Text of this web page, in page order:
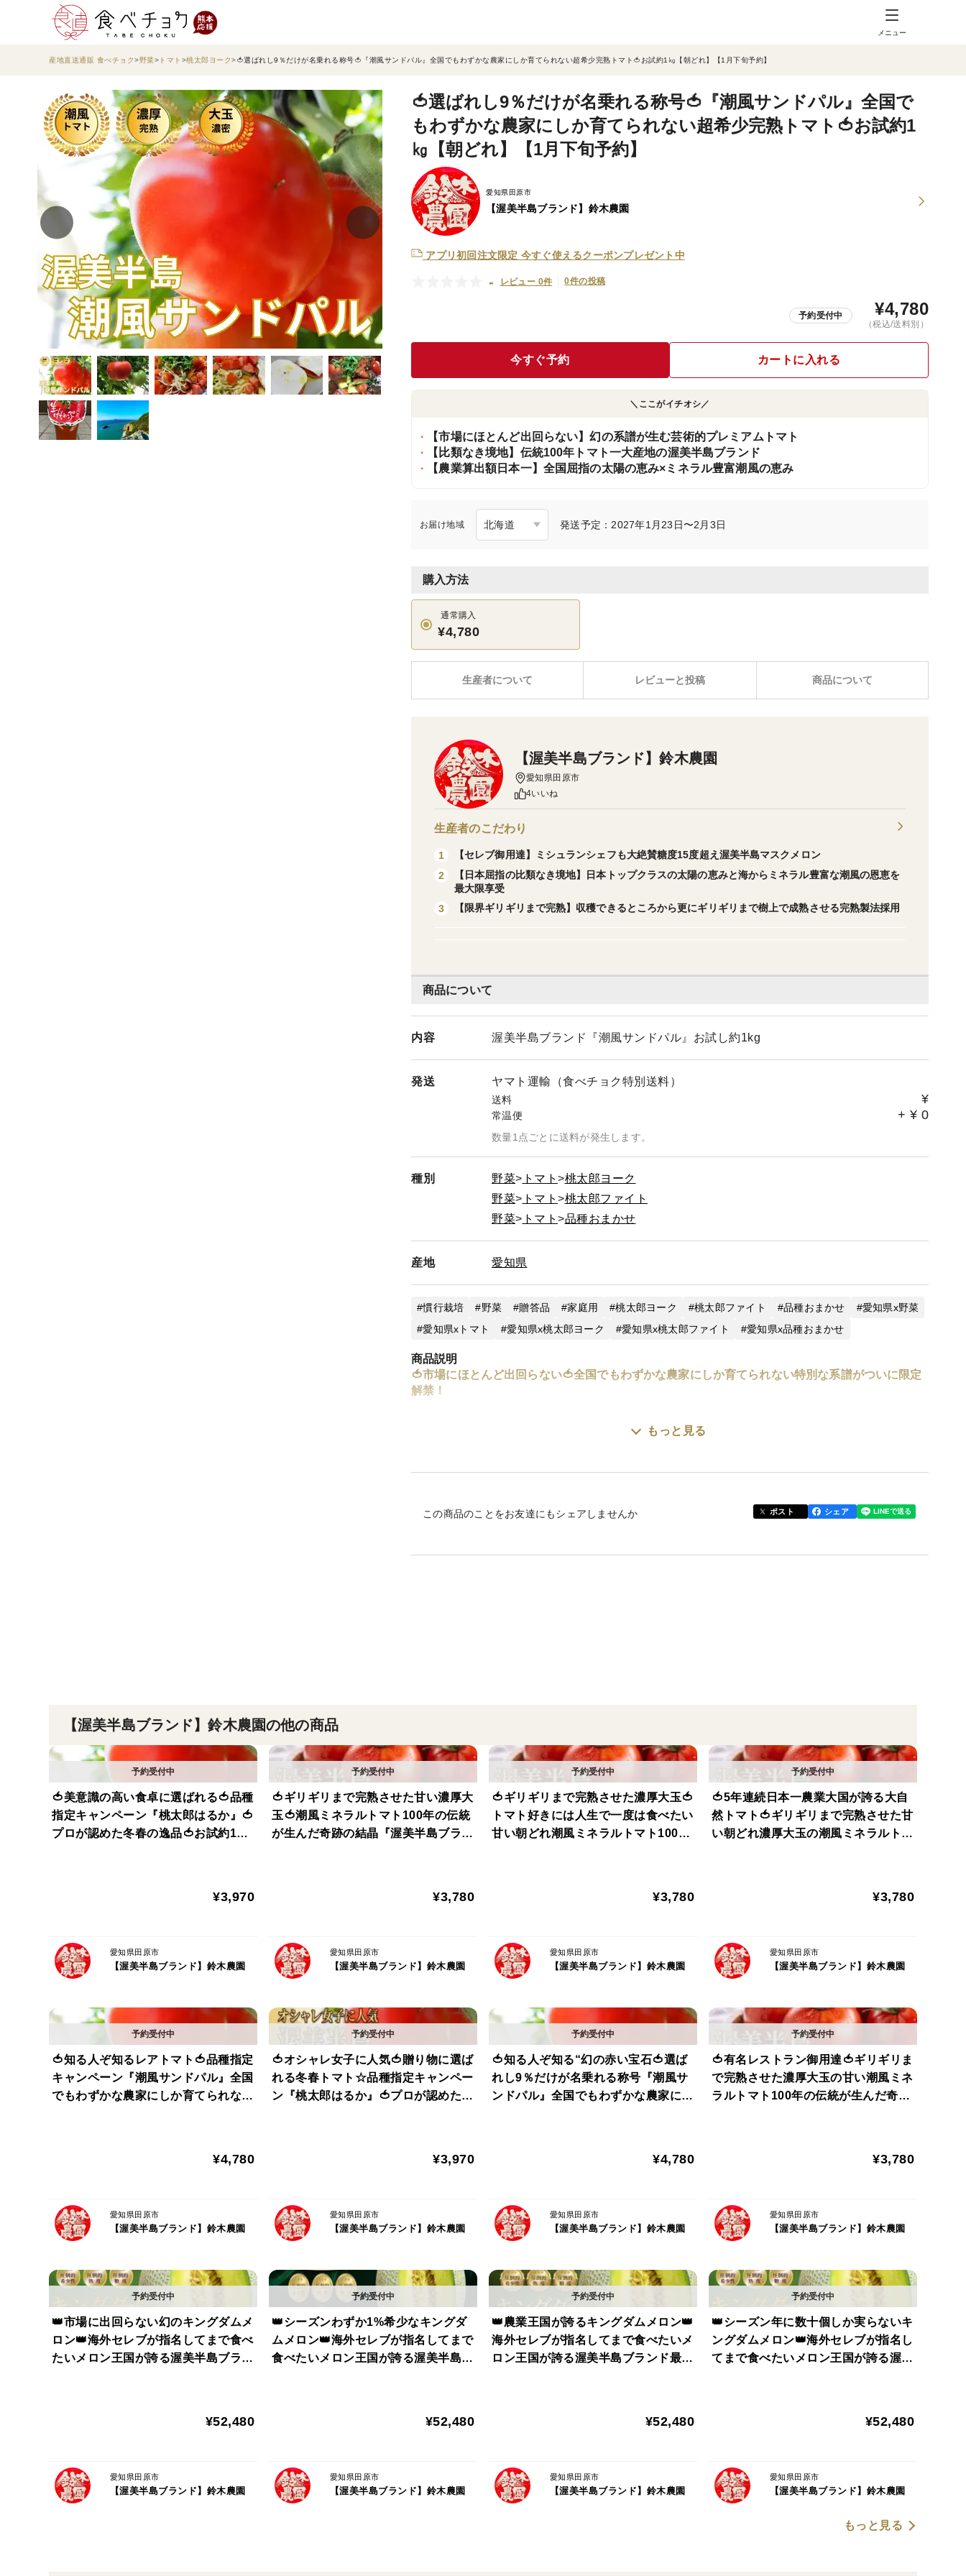
メニュー
産地直送通販 食べチョク 野菜 トマト 桃太郎ヨーク 🍅選ばれし9％だけが名乗れる称号🍅『潮風サンドパル』全国でもわずかな農家にしか育てられない超希少完熟トマト🍅お試約1㎏【朝どれ】【1月下旬予約】
🍅選ばれし9％だけが名乗れる称号🍅『潮風サンドパル』全国で
もわずかな農家にしか育てられない超希少完熟トマト🍅お試約1
㎏【朝どれ】【1月下旬予約】
愛知県田原市
【渥美半島ブランド】鈴木農園
アプリ初回注文限定 今すぐ使えるクーポンプレゼント中
- レビュー 0件 0件の投稿
予約受付中 ¥4,780
（税込/送料別）
今すぐ予約 カートに入れる
＼ここがイチオシ／
【市場にほとんど出回らない】幻の系譜が生む芸術的プレミアムトマト
【比類なき境地】伝統100年トマト一大産地の渥美半島ブランド
【農業算出額日本一】全国屈指の太陽の恵み×ミネラル豊富潮風の恵み
お届け地域 発送予定：2027年1月23日〜2月3日
購入方法
通常購入
¥4,780
レビューと投稿 商品について
生産者について
商品について
内容 渥美半島ブランド『潮風サンドパル』お試し約1kg
発送 ヤマト運輸（食べチョク特別送料）
送料 ¥
常温便 + ¥ 0
数量1点ごとに送料が発生します。
種別 野菜 トマト
桃太郎ヨーク
野菜
トマト
桃太郎ファイト
野菜
トマト 品種おまかせ
産地 愛知県
慣行栽培 野菜 贈答品 家庭用 桃太郎ヨーク 桃太郎ファイト 品種おまかせ
愛知県x野菜
愛知県xトマト
愛知県x桃太郎ヨーク 愛知県x桃太郎ファイト 愛知県x品種おまかせ
商品説明
🍅市場にほとんど出回らない🍅全国でもわずかな農家にしか育てられない特別な系譜がついに限定
解禁！
※こちらはサンドパルの品種指定【2027年1月下旬】発送の予約商品です。
承ください。
料理が得意でなくても、ただスライスするだけで食卓が見違える
それがサンドパルです。
この美しさと均整を保ちながら育てるには高度な管理が必要で、全国でもこの品種を扱える農家
はほんの一握り。
満たした“わずか【選ばれし9％】”だけが「潮風サンドパル」を名乗ることを許されます。
それは、サンドパルが「美味しさ」以上のものを届けてくれるから。
家族や恋人から「いつもより綺麗だね」と言われる。
自分を丁寧に扱っているような気持ちになれる。
さらにサンドパルは、生まれながらに“自ら実を結ぶ力”を持つ希少な特性を備えています。
ムを生み出します。
そのすべてが揃ったときだけ現れる“幻の赤”。
手に入れられる機会は多くありません。
全国でも少数の農家しか育てられず、その中からさらに【選ばれし9％】しか市場に出ないからで
特別な日にも、なんでもない日にも。
渥美半島は作物にとって最高の条件である温暖な気候に加え、ミネラル豊富な潮風の恩恵を享受
もっと見る
この商品のことをお友達にもシェアしませんか ポスト シェア
【渥美半島ブランド】鈴木農園
愛知県田原市
4いいね
生産者のこだわり
1
【セレブ御用達】ミシュランシェフも大絶賛糖度15度超え渥美半島マスクメロン
2
【日本屈指の比類なき境地】日本トップクラスの太陽の恵みと海からミネラル豊富な潮風の恩恵を
最大限享受
3
【限界ギリギリまで完熟】収穫できるところから更にギリギリまで樹上で成熟させる完熟製法採用
【渥美半島ブランド】鈴木農園の他の商品
🍅美意識の高い食卓に選ばれる🍅品種
指定キャンペーン『桃太郎はるか』🍅
プロが認めた冬春の逸品🍅お試約1kg
¥3,970
愛知県田原市
【渥美半島ブランド】鈴木農園
🍅ギリギリまで完熟させた甘い濃厚大
玉🍅潮風ミネラルトマト100年の伝統
が生んだ奇跡の結晶『渥美半島ブラン
¥3,780
愛知県田原市
【渥美半島ブランド】鈴木農園
🍅ギリギリまで完熟させた濃厚大玉🍅
トマト好きには人生で一度は食べたい
甘い朝どれ潮風ミネラルトマト100年
¥3,780
愛知県田原市
【渥美半島ブランド】鈴木農園
🍅5年連続日本一農業大国が誇る大自
然トマト🍅ギリギリまで完熟させた甘
い朝どれ濃厚大玉の潮風ミネラルトマ
¥3,780
愛知県田原市
【渥美半島ブランド】鈴木農園
🍅知る人ぞ知るレアトマト🍅品種指定
キャンペーン『潮風サンドパル』全国
でもわずかな農家にしか育てられない
¥4,780
愛知県田原市
【渥美半島ブランド】鈴木農園
🍅オシャレ女子に人気🍅贈り物に選ば
れる冬春トマト☆品種指定キャンペー
ン『桃太郎はるか』🍅プロが認めた冬
¥3,970
愛知県田原市
【渥美半島ブランド】鈴木農園
🍅知る人ぞ知る“幻の赤い宝石🍅選ば
れし9％だけが名乗れる称号『潮風サ
ンドパル』全国でもわずかな農家にし
¥4,780
愛知県田原市
【渥美半島ブランド】鈴木農園
🍅有名レストラン御用達🍅ギリギリま
で完熟させた濃厚大玉の甘い潮風ミネ
ラルトマト100年の伝統が生んだ奇跡
¥3,780
愛知県田原市
【渥美半島ブランド】鈴木農園
👑市場に出回らない幻のキングダムメ
ロン👑海外セレブが指名してまで食べ
たいメロン王国が誇る渥美半島ブラン
¥52,480
愛知県田原市
【渥美半島ブランド】鈴木農園
👑シーズンわずか1%希少なキングダ
ムメロン👑海外セレブが指名してまで
食べたいメロン王国が誇る渥美半島ブ
¥52,480
愛知県田原市
【渥美半島ブランド】鈴木農園
👑農業王国が誇るキングダムメロン👑
海外セレブが指名してまで食べたいメ
ロン王国が誇る渥美半島ブランド最高
¥52,480
愛知県田原市
【渥美半島ブランド】鈴木農園
👑シーズン年に数十個しか実らないキ
ングダムメロン👑海外セレブが指名し
てまで食べたいメロン王国が誇る渥美
¥52,480
愛知県田原市
【渥美半島ブランド】鈴木農園
もっと見る